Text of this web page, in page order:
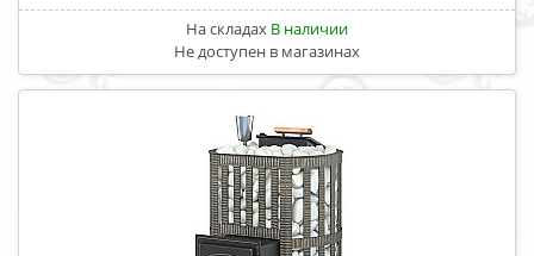
На складах В наличии
Не доступен в магазинах